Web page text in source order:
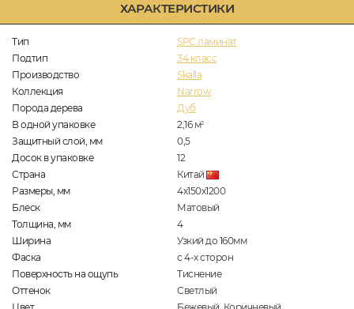
ХАРАКТЕРИСТИКИ
Тип
SPC ламинат
Подтип
34 класс
Производство
Skalla
Коллекция
Narrow
Порода дерева
Дуб
В одной упаковке
2,16 м2
Защитный слой, мм
0,5
Досок в упаковке
12
Страна
Китай
Размеры, мм
4х150х1200
Блеск
Матовый
Толщина, мм
4
Ширина
Узкий до 160мм
Фаска
с 4-х сторон
Поверхность на ощупь
Тиснение
Оттенок
Светлый